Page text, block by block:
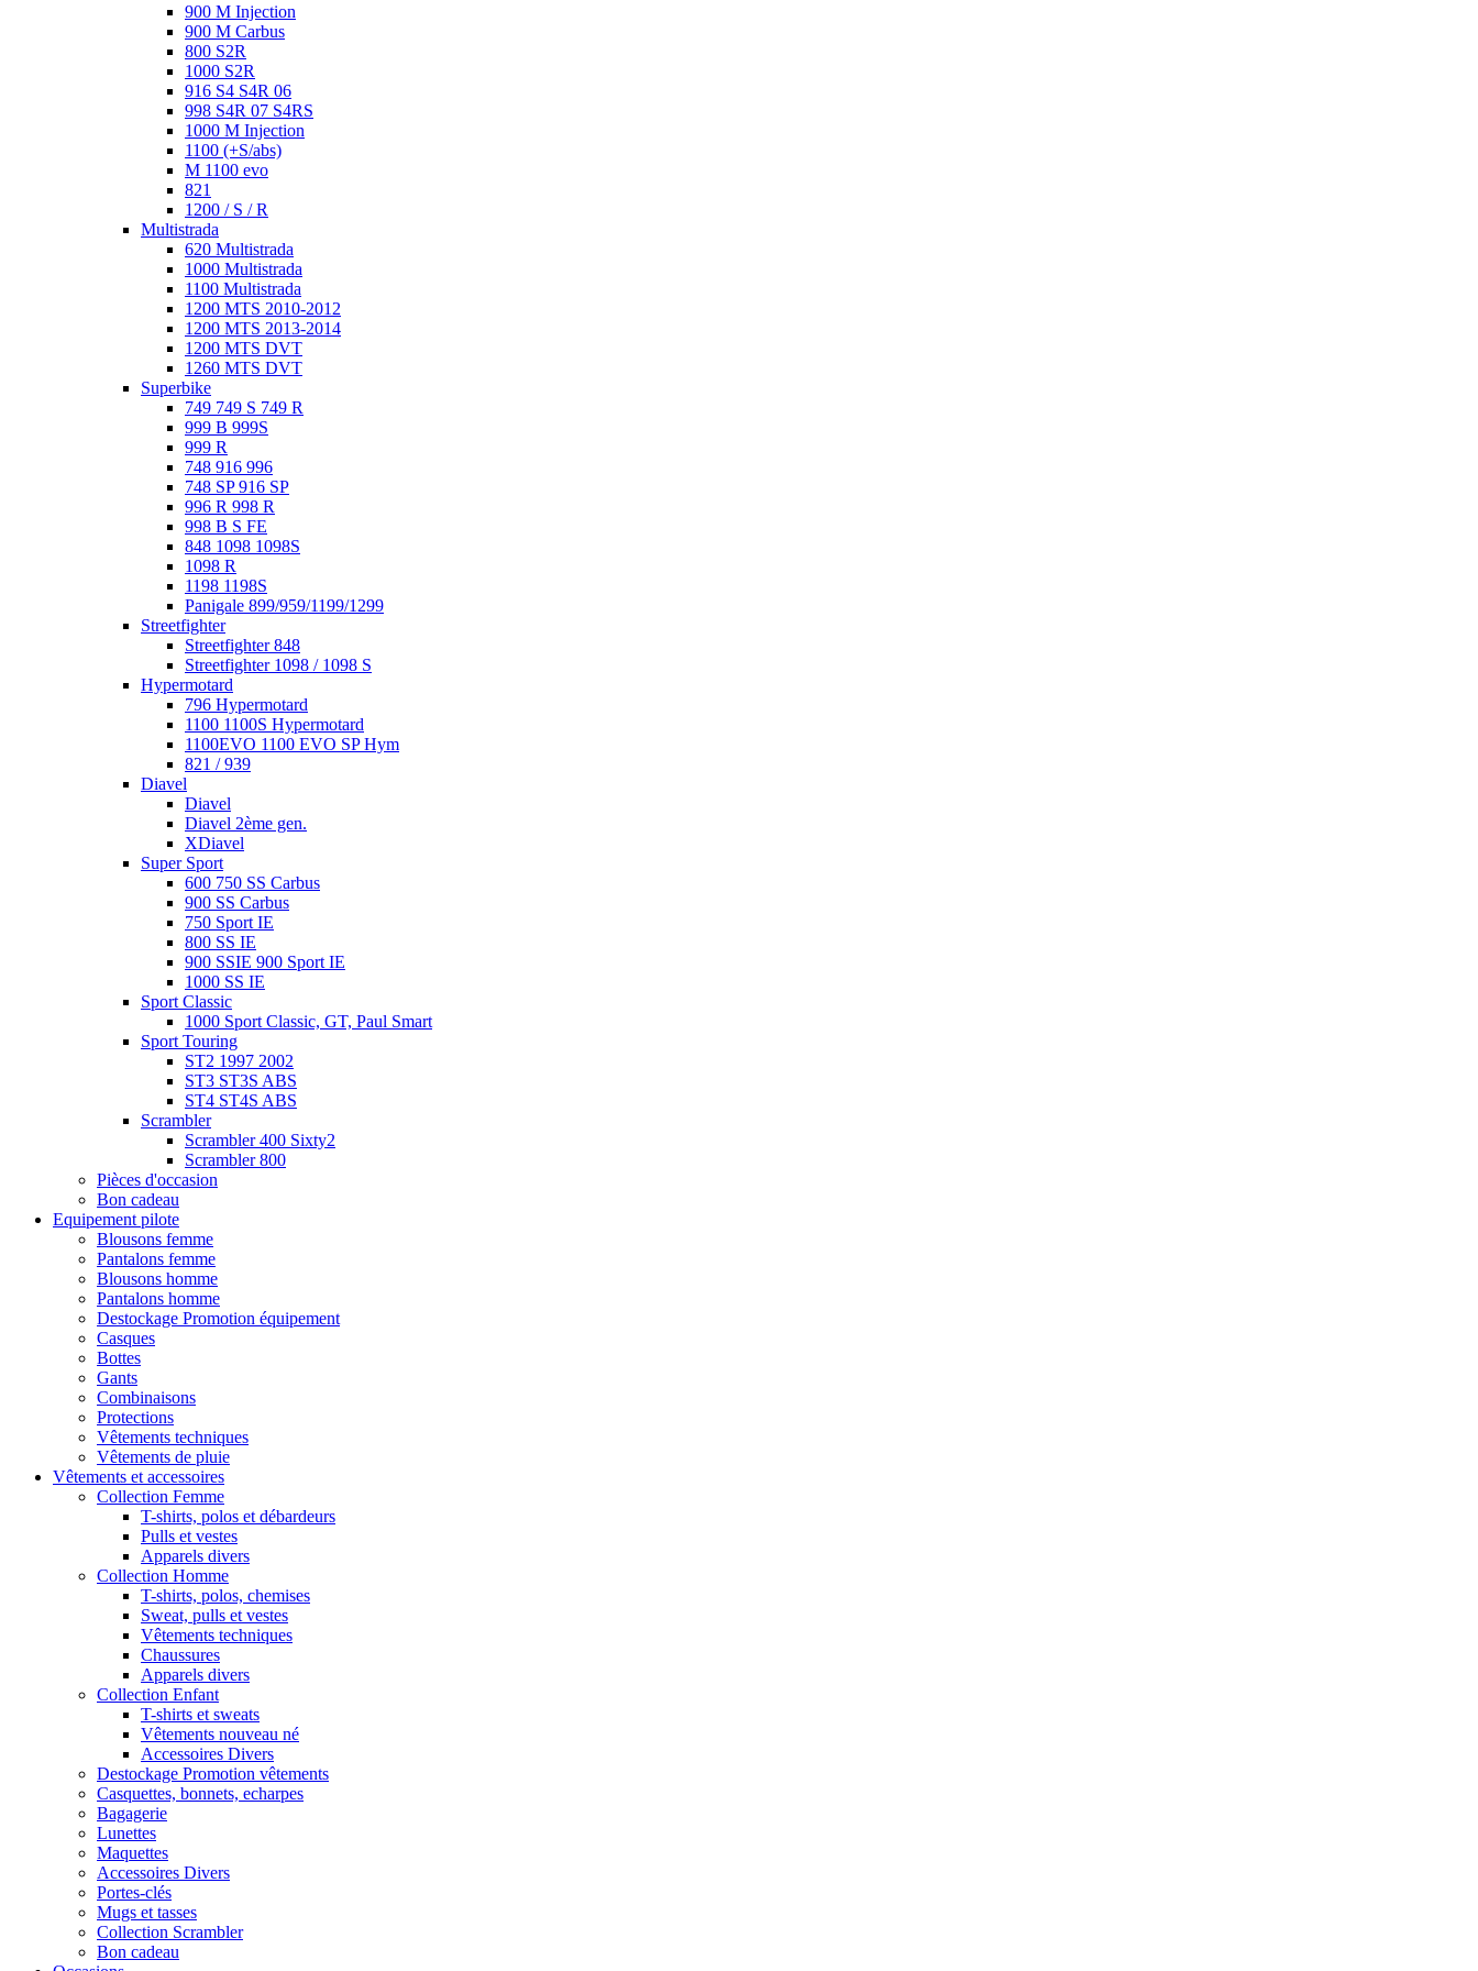
900 M Injection
900 M Carbus
800 S2R
1000 S2R
916 S4 S4R 06
998 S4R 07 S4RS
1000 M Injection
1100 (+S/abs)
M 1100 evo
821
1200 / S / R
Multistrada
620 Multistrada
1000 Multistrada
1100 Multistrada
1200 MTS 2010-2012
1200 MTS 2013-2014
1200 MTS DVT
1260 MTS DVT
Superbike
749 749 S 749 R
999 B 999S
999 R
748 916 996
748 SP 916 SP
996 R 998 R
998 B S FE
848 1098 1098S
1098 R
1198 1198S
Panigale 899/959/1199/1299
Streetfighter
Streetfighter 848
Streetfighter 1098 / 1098 S
Hypermotard
796 Hypermotard
1100 1100S Hypermotard
1100EVO 1100 EVO SP Hym
821 / 939
Diavel
Diavel
Diavel 2ème gen.
XDiavel
Super Sport
600 750 SS Carbus
900 SS Carbus
750 Sport IE
800 SS IE
900 SSIE 900 Sport IE
1000 SS IE
Sport Classic
1000 Sport Classic, GT, Paul Smart
Sport Touring
ST2 1997 2002
ST3 ST3S ABS
ST4 ST4S ABS
Scrambler
Scrambler 400 Sixty2
Scrambler 800
Pièces d'occasion
Bon cadeau
Equipement pilote
Blousons femme
Pantalons femme
Blousons homme
Pantalons homme
Destockage Promotion équipement
Casques
Bottes
Gants
Combinaisons
Protections
Vêtements techniques
Vêtements de pluie
Vêtements et accessoires
Collection Femme
T-shirts, polos et débardeurs
Pulls et vestes
Apparels divers
Collection Homme
T-shirts, polos, chemises
Sweat, pulls et vestes
Vêtements techniques
Chaussures
Apparels divers
Collection Enfant
T-shirts et sweats
Vêtements nouveau né
Accessoires Divers
Destockage Promotion vêtements
Casquettes, bonnets, echarpes
Bagagerie
Lunettes
Maquettes
Accessoires Divers
Portes-clés
Mugs et tasses
Collection Scrambler
Bon cadeau